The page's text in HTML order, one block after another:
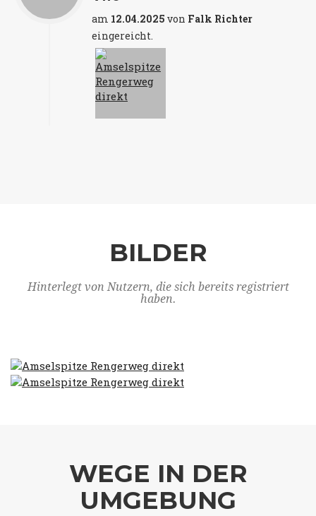
am 12.04.2025 von Falk Richter
eingereicht.
BILDER
Hinterlegt von Nutzern, die sich bereits registriert
haben.
WEGE IN DER
UMGEBUNG